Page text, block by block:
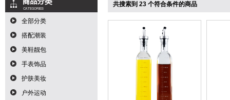
全部分类
搭配潮装
美鞋靓包
手表饰品
护肤美妆
户外运动
共搜索到 23 个符合条件的商品